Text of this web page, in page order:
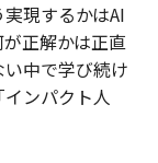
現するかはAI
正解かは正直
中で学び続け
ンパクト人